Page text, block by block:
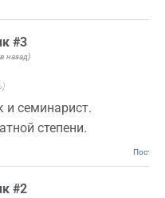
#3
назад)
семинарист.
степени.
#2